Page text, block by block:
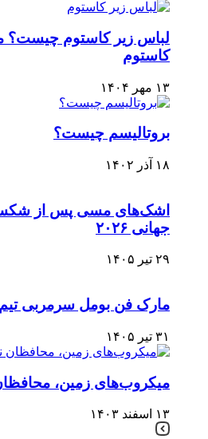
لباس زير كاستوم چيست؟
کاستوم
۱۳ مهر ۱۴۰۴
بروتالیسم چیست؟
۱۸ آذر ۱۴۰۲
اشک‌های مسی پس از
جهانی ۲۰۲۶
۲۹ تیر ۱۴۰۵
مارک فن بومل سرمربی
۳۱ تیر ۱۴۰۵
میکروب‌های زمین،
۱۳ اسفند ۱۴۰۳